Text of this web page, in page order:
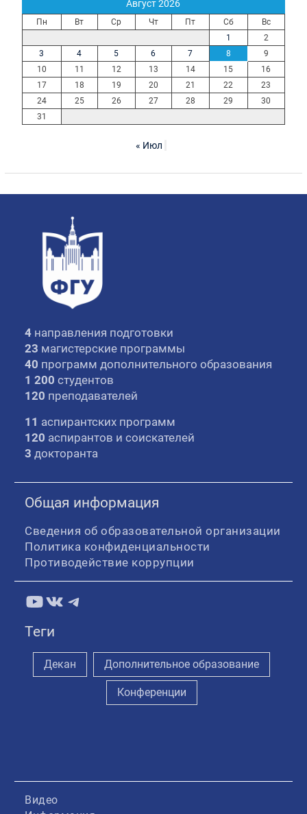
Август 2026
Пн Вт Ср Чт Пт Сб
Вс
1
2
3
4 5 6 7 8
9
10
11 12 13 14 15
16
17
18 19 20 21 22
23
24
25 26 27 28 29
30
31
« Июл
4 направления подготовки
23 магистерские программы
40 программ дополнительного образования
1 200 студентов
120 преподавателей
11 аспирантских программ
120 аспирантов и соискателей
3 докторанта
Общая информация
Сведения об образовательной организации
Политика конфиденциальности
Противодействие коррупции
YouTube
ВКонтакте
Telegram
Теги
Декан Дополнительное образование
Конференции
Видео